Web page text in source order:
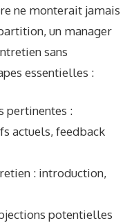
ne monterait jamais
un manager
sans
essentielles :
pertinentes :
actuels, feedback
: introduction,
potentielles